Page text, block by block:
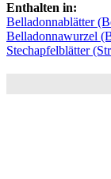
Enthalten in:
Belladonnablätter
Belladonnawurzel
Stechapfelblätter